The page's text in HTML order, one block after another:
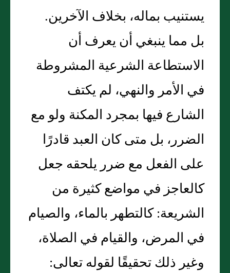
يستنيب بماله، بخلاف الآخرين‏.‏
بل مما ينبغي أن يعرف أن
الاستطاعة الشرعية المشروطة
في الأمر والنهي، لم يكتف
الشارع فيها بمجرد المكنة ولو مع
الضرر، بل متى كان العبد قادرًا
على الفعل مع ضرر يلحقه جعل
كالعاجز في مواضع كثيرة من
الشريعة‏:‏ كالتطهر بالماء، والصيام
في المرض، والقيام في الصلاة،
وغير ذلك تحقيقًا لقوله تعالى‏:‏